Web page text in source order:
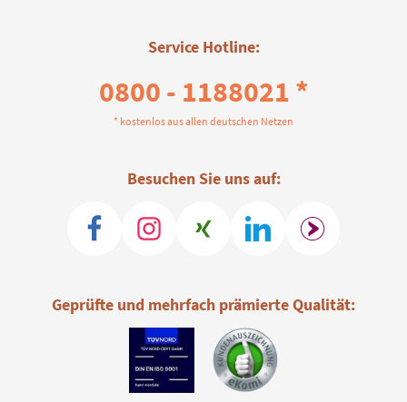
Service Hotline:
0800 - 1188021 *
* kostenlos aus allen deutschen Netzen
Besuchen Sie uns auf:
Geprüfte und mehrfach prämierte Qualität: